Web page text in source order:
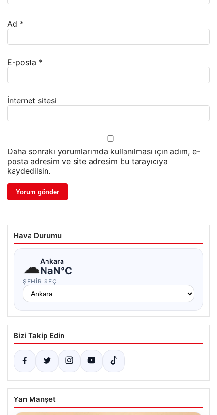
Ad *
E-posta *
İnternet sitesi
Daha sonraki yorumlarımda kullanılması için adım, e-
posta adresim ve site adresim bu tarayıcıya
kaydedilsin.
Hava Durumu
☁Ankara
NaN°C
ŞEHIR SEÇ
Bizi Takip Edin
Yan Manşet